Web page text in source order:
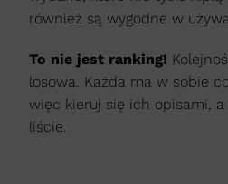
również są wygodne w
To nie jest ranking!
losowa. Każda ma w sobie
więc kieruj się ich opisami,
liście.